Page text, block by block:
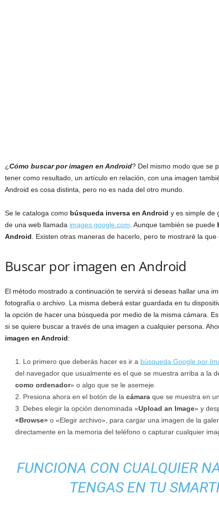
¿Cómo buscar por imagen en Android? Del mismo modo que se
tener como resultado, un artículo en relación, con una imagen
Android es cosa distinta, pero no es nada del otro mundo.
Se le cataloga como búsqueda inversa en Android y es simple de
de una web llamada images.google.com . Aunque también se puede
Android . Existen otras maneras de hacerlo, pero te mostraré la
Buscar por imagen en Android
El método mostrado a continuación te servirá si deseas hallar una
fotografía o archivo. La misma deberá estar guardada en tu
la opción de hacer una búsqueda por medio de la misma cámara.
si se quiere buscar a través de una imagen a cualquier persona.
imagen en Android:
Lo primero que deberás hacer es ir a búsqueda Google por
del navegador que usualmente es el que se muestra arriba a la
como ordenador» o algo que se le asemeje.
Presiona ahora en el botón de la cámara que se muestra en
Debes elegir la opción denominada «Upload an Image» y
«Browse» o «Elegir archivo», para cargar una imagen de la
directamente en la memoria del teléfono o capturar cualquier
FUNCIONA CON CUALQUIER
TENGAS EN TU